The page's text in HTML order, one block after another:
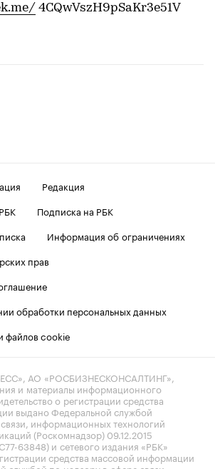
4CQwVszH9pSaKr3e51V
Редакция
Подписка на РБК
Информация об ограничениях
прав
обработки персональных данных
файлов cookie
АО «РОСБИЗНЕСКОНСАЛТИНГ»,
и материалы информационного
о регистрации средства
выдано Федеральной службой
информационных технологий
(Роскомнадзор) 09.12.2015
63848) и сетевого издания «РБК»
средства массовой информации